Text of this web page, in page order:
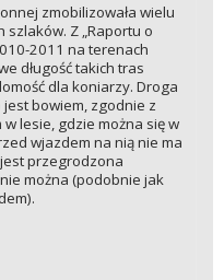
zmobilizowała wielu
Z „Raportu o
2011 na terenach
długość takich tras
dla koniarzy. Droga
bowiem, zgodnie z
lesie, gdzie można się w
wjazdem na nią nie ma
przegrodzona
można (podobnie jak